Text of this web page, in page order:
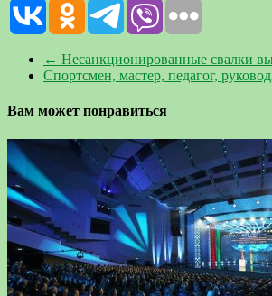
← Несанкционированные свалки
Спортсмен, мастер, педагог,
Вам может понравиться